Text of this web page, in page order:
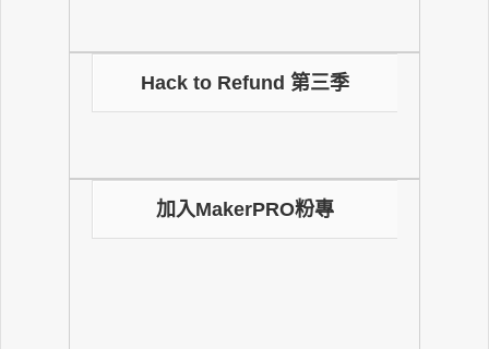
Hack to Refund 第三季
加入MakerPRO粉專